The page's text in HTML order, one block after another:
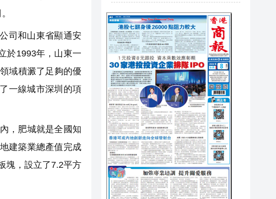
司和山東省顯通安
於1993年，山東一
域積澱了足夠的優
一線城市深圳的項
，肥城就是全國知
建築業總產值完成
塊，設立了7.2平方